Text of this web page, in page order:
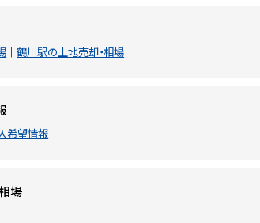
鶴川駅の土地売却・相場
希望情報
場